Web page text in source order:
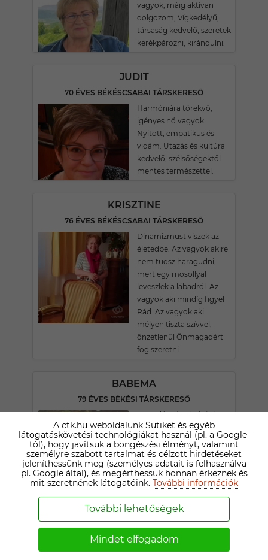
vagyok, màig aktívan
dolgozom, Vígkedélyű,
társaság kedvelő, szeretek
kerékpározni, kirándulni.
JUDIT
70 ÉVES BÉKÉSCSABAI TÁRSKERESŐ
Harmóniára törekvő,
igényes nő vagyok.
Nyitott, empatikus és
vidám. Utazás és kultúra
kedvelő, szélsőségektől
mentes természettel.
KRISZTINE
76 ÉVES BÉKÉSCSABAI TÁRSKERESŐ
Dinamizmust viszek az
életedbe. Az vagyok akire
nem tudsz haragudni,
mert egy mosollyal
leveszlek a lábadról. Az
vagyok aki mindíg figyel
Rád. Az vagyok aki
mélyen tiszta szívvel,
önzetlenül Önmagadért
fog szeretni.
BABEMA
79 ÉVES BÉKÉSI TÁRSKERESŐ
Nyugdíjas értelmiségi
vagyok, egyedül élek, túl a
70-en. A gyerekeim már
családot
alapítottak,sajnos messze
élnek! Nem feltétlen
akarok összeköltözni.A
közelből keresek társat!
Tinik ne írjanak!Csak
korombeliekkel, nyugdíjas
korúakkal ismerkedek!
A ctk.hu weboldalunk Sütiket és egyéb
látogatáskövetési technológiákat használ (pl. a Google-
tól), hogy javítsuk a böngészési élményt, valamint
személyre szabott tartalmat és célzott hirdetéseket
jeleníthessünk meg (személyes adatait is felhasználva
pl. Google által), és megérthessük honnan érkeznek és
mit szeretnének látogatóink. További információk
További lehetőségek
Mindet elfogadom